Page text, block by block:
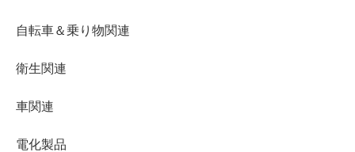
自転車＆乗り物関連
衛生関連
車関連
電化製品